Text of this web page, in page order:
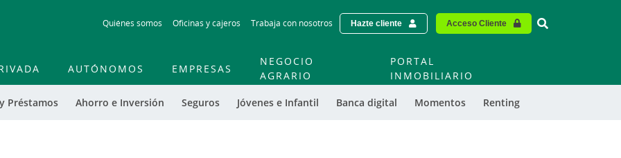
to
Quiénes somos Oficinas y cajeros Trabaja con nosotros Hazte cliente Acceso Cliente Vinculo -
Préstamos Ahorro e Inversión Seguros Jóvenes e Infantil Banca digital Momentos Renting
AUTÓNOMOS EMPRESAS
NEGOCIO
AGRARIO
PORTAL
INMOBILIARIO